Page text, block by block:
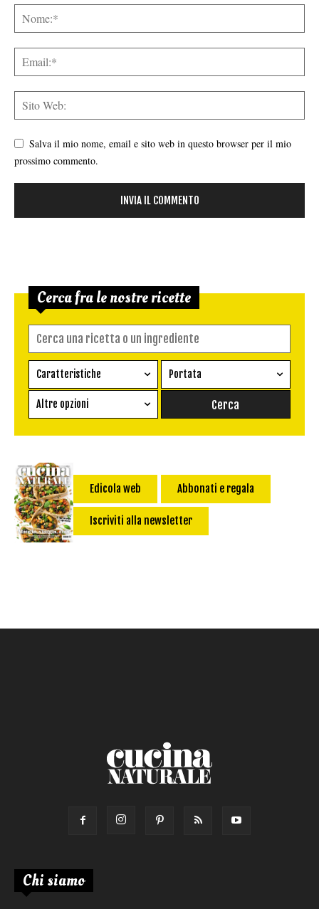
Salva il mio nome, email e sito web in questo browser per il mio
prossimo commento.
Cerca fra le nostre ricette
Caratteristiche
Ricetta vegetariana
Senza glutine
senza uova
Vegan
Portata
Conserva
Pane
Primo
Salsa
Altre opzioni
Impatto Glicemico:
Calorie max (kcal):
Edicola web Abbonati e regala
Iscriviti alla newsletter
Chi siamo